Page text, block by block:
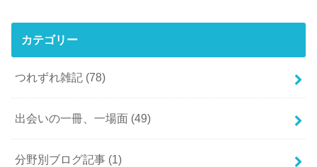
カテゴリー
つれずれ雑記 (78)
出会いの一冊、一場面 (49)
分野別ブログ記事 (1)